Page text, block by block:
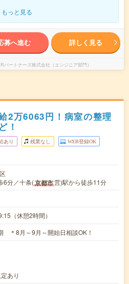
もっと見る
募へ進む 詳しく見る
パートナーズ株式会社（エンジニア部門）
2万6063円！病室の整理
！
あり 残業なし WEB登録OK
6分／十条(京都市営)駅から徒歩11分
（休憩2時間）
＊8月～9月～開始日相談OK！
あり